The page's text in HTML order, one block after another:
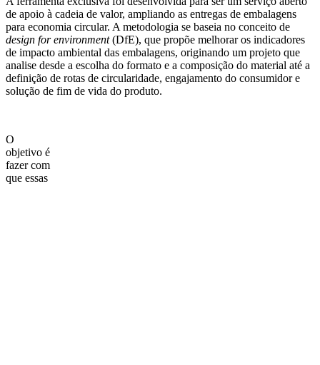
de apoio à cadeia de valor, ampliando as entregas de embalagens
para economia circular. A metodologia se baseia no conceito de
design for environment(DfE), que propõe melhorar os indicadores
de impacto ambiental das embalagens, originando um projeto que
analise desde a escolha do formato e a composição do material até a
definição de rotas de circularidade, engajamento do consumidor e
solução de fim de vida do produto.
O
objetivo é
fazer com
que essas